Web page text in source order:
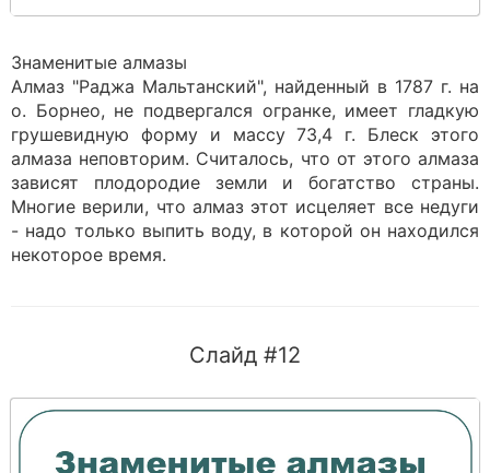
Знаменитые алмазы
Алмаз "Раджа Мальтанский", найденный в 1787 г. на
о. Борнео, не подвергался огранке, имеет гладкую
грушевидную форму и массу 73,4 г. Блеск этого
алмаза неповторим. Считалось, что от этого алмаза
зависят плодородие земли и богатство страны.
Многие верили, что алмаз этот исцеляет все недуги
- надо только выпить воду, в которой он находился
некоторое время.
Слайд #12